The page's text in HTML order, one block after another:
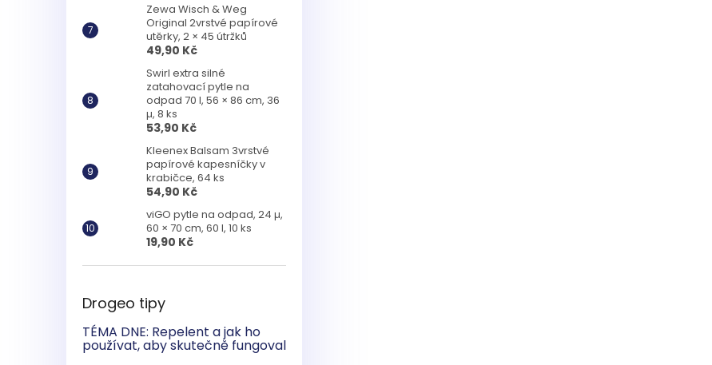
Zewa Wisch & Weg
Original 2vrstvé papírové
utěrky, 2 × 45 útržků
49,90 Kč
Swirl extra silné
zatahovací pytle na
odpad 70 l, 56 × 86 cm, 36
µ, 8 ks
53,90 Kč
Kleenex Balsam 3vrstvé
papírové kapesníčky v
krabičce, 64 ks
54,90 Kč
viGO pytle na odpad, 24 µ,
60 × 70 cm, 60 l, 10 ks
19,90 Kč
Drogeo tipy
TÉMA DNE: Repelent a jak ho
používat, aby skutečně fungoval